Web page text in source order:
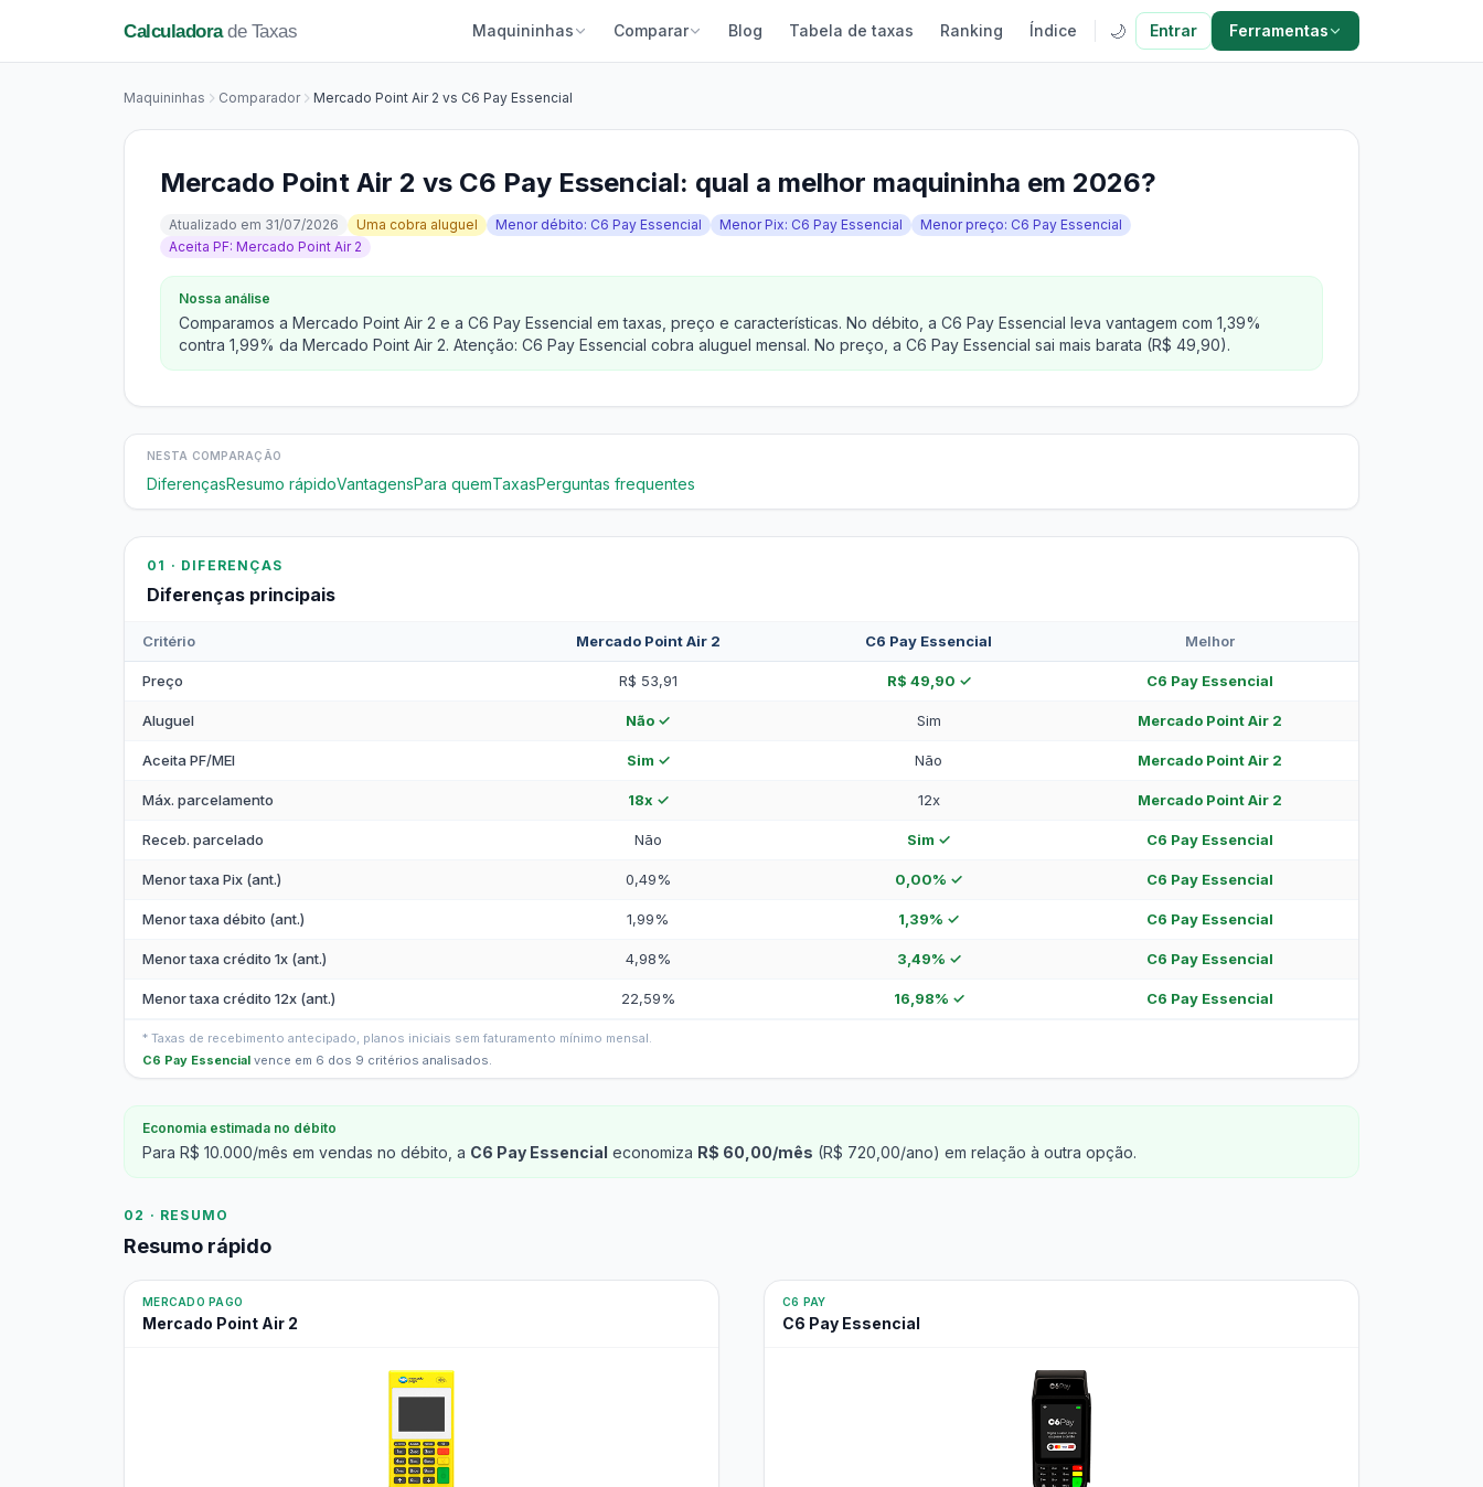
Calculadorade Taxas Maquininhas Comparar Blog Tabela de taxas Ranking Índice 🌙 Entrar Ferramentas
Maquininhas Comparador Mercado Point Air 2 vs C6 Pay Essencial
Mercado Point Air 2 vs C6 Pay Essencial: qual a melhor maquininha em 2026?
Atualizado em 31/07/2026 Uma cobra aluguel Menor débito: C6 Pay Essencial Menor Pix: C6 Pay Essencial
Menor preço: C6 Pay Essencial
Aceita PF: Mercado Point Air 2
Nossa análise
Comparamos a Mercado Point Air 2 e a C6 Pay Essencial em taxas, preço e características. No débito, a C6 Pay Essencial leva vantagem com 1,39%
contra 1,99% da Mercado Point Air 2. Atenção: C6 Pay Essencial cobra aluguel mensal. No preço, a C6 Pay Essencial sai mais barata (R$ 49,90).
NESTA COMPARAÇÃO
DiferençasResumo rápidoVantagensPara quemTaxasPerguntas frequentes
01 · DIFERENÇAS
Diferenças principais
Critério Mercado Point Air 2 C6 Pay Essencial Melhor
Preço R$ 53,91 R$ 49,90 ✓ C6 Pay Essencial
Aluguel Não ✓ Sim Mercado Point Air 2
Aceita PF/MEI Sim ✓ Não Mercado Point Air 2
Máx. parcelamento 18x ✓ 12x Mercado Point Air 2
Receb. parcelado Não Sim ✓ C6 Pay Essencial
Menor taxa Pix (ant.) 0,49% 0,00% ✓ C6 Pay Essencial
Menor taxa débito (ant.) 1,99% 1,39% ✓ C6 Pay Essencial
Menor taxa crédito 1x (ant.) 4,98% 3,49% ✓ C6 Pay Essencial
Menor taxa crédito 12x (ant.) 22,59% 16,98% ✓ C6 Pay Essencial
* Taxas de recebimento antecipado, planos iniciais sem faturamento mínimo mensal.
C6 Pay Essencial vence em 6 dos 9 critérios analisados.
Economia estimada no débito
Para R$ 10.000/mês em vendas no débito, a C6 Pay Essencial economiza R$ 60,00/mês (R$ 720,00/ano) em relação à outra opção.
02 · RESUMO
Resumo rápido
MERCADO PAGO
Mercado Point Air 2
C6 PAY
C6 Pay Essencial